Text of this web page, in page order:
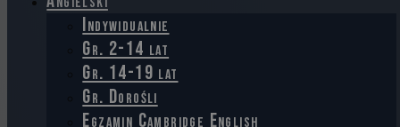
Indywidualnie
Gr. 2-14 lat
Gr. 14-19 lat
Gr. Dorośli
Egzamin Cambridge English